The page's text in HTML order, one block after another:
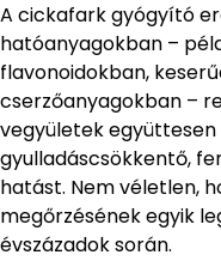
A cickafark gyógyító
hatóanyagokban –
flavonoidokban,
cserzőanyagokban –
vegyületek
gyulladáscsökkentő,
hatást. Nem véletlen,
megőrzésének egyik
évszázadok során.